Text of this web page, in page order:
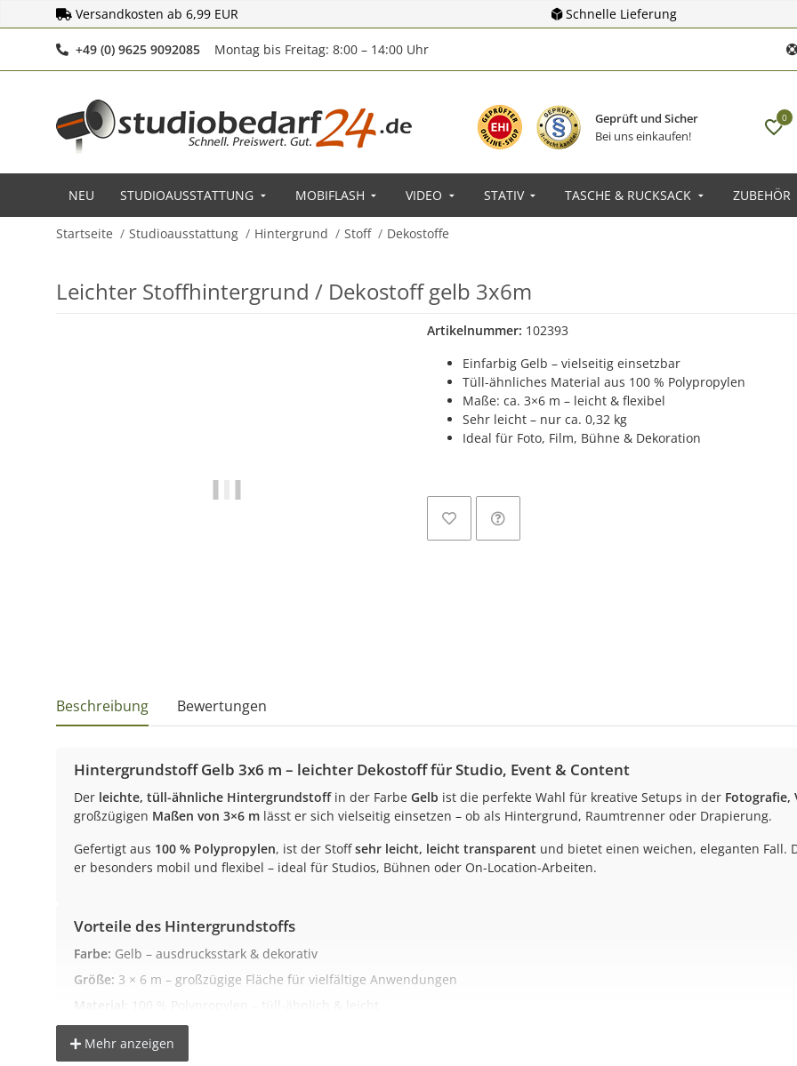
Versandkosten ab 6,99 EUR Schnelle Lieferung
+49 (0) 9625 9092085Telefonnummer
Montag bis Freitag: 8:00 – 14:00 Uhr
Geprüft und Sicher
Bei uns einkaufen!
0
NEU STUDIOAUSSTATTUNG MOBIFLASH VIDEO STATIV TASCHE & RUCKSACK ZUBEHÖR
Startseite Studioausstattung Hintergrund Stoff Dekostoffe
Leichter Stoffhintergrund / Dekostoff gelb 3x6m
Artikelnummer: 102393
Einfarbig Gelb – vielseitig einsetzbar
Tüll-ähnliches Material aus 100 % Polypropylen
Maße: ca. 3×6 m – leicht & flexibel
Sehr leicht – nur ca. 0,32 kg
Ideal für Foto, Film, Bühne & Dekoration
Beschreibung Bewertungen
Hintergrundstoff Gelb 3x6 m – leichter Dekostoff für Studio, Event & Content
Der leichte, tüll-ähnliche Hintergrundstoffin der Farbe Gelb ist die perfekte Wahl für kreative Setups in der
großzügigen Maßen von 3×6 m lässt er sich vielseitig einsetzen – ob als Hintergrund, Raumtrenner oder Drapierung.
Gefertigt aus 100 % Polypropylen, ist der Stoffsehr leicht, leicht transparent und bietet einen weichen, eleganten Fall.
er besonders mobil und flexibel – ideal für Studios, Bühnen oder On-Location-Arbeiten.
Vorteile des Hintergrundstoffs
Farbe: Gelb – ausdrucksstark & dekorativ
Größe: 3 × 6 m – großzügige Fläche für vielfältige Anwendungen
Material:
100 % Polypropylen – tüll-ähnlich & leicht
Gewicht:ca. 0,32 kg – ideal für mobilen Einsatz
Eigenschaften:
leicht durchscheinend, flexibel, einfach zu drapieren
Mehr anzeigen